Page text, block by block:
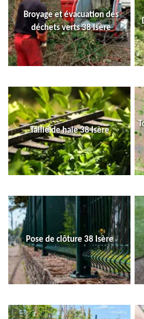
Broyage et évacuation des
déchets verts 38 Isère
Taille de haie 38 Isère
Pose de clôture 38 Isère